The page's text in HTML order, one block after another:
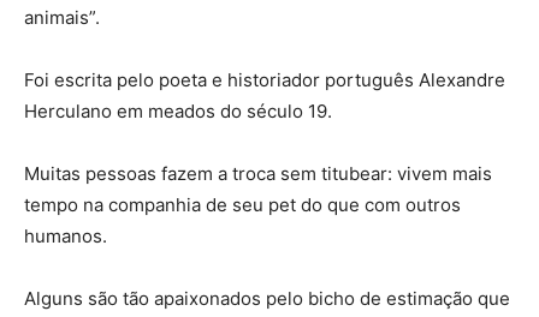
animais”.
Foi escrita pelo poeta e historiador português Alexandre
Herculano em meados do século 19.
Muitas pessoas fazem a troca sem titubear: vivem mais
tempo na companhia de seu pet do que com outros
humanos.
Alguns são tão apaixonados pelo bicho de estimação que